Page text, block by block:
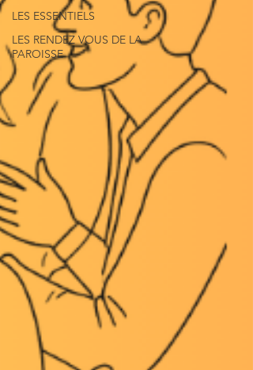
LES ESSENTIELS
LES RENDEZ VOUS DE LA
PAROISSE